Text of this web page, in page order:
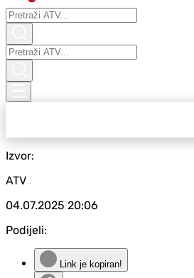
Izvor:
ATV
04.07.2025 20:06
Podijeli:
Link je kopiran!